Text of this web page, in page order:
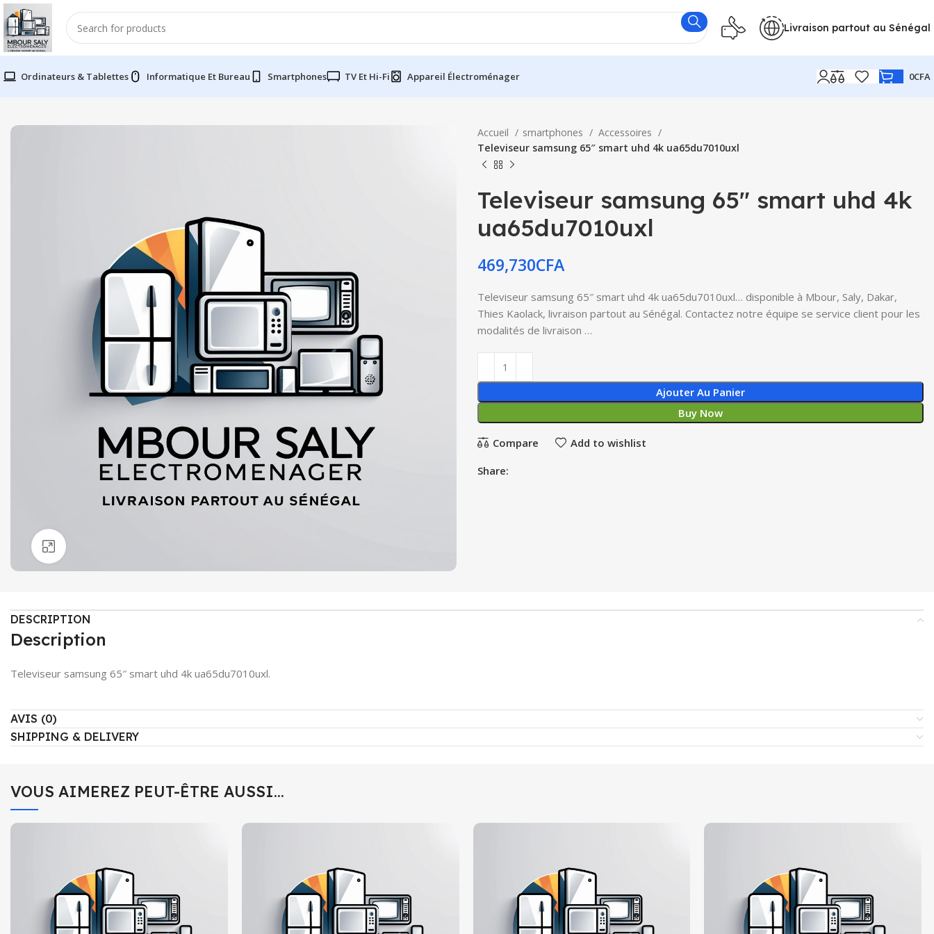
Livraison partout au Sénégal
Ordinateurs & Tablettes Informatique Et Bureau Smartphones TV Et Hi-Fi Appareil Électroménager 0CFA
Accueil smartphones
Accessoires
Televiseur samsung 65″ smart uhd 4k ua65du7010uxl
Televiseur samsung 65″ smart uhd 4k
ua65du7010uxl
469,730CFA
Televiseur samsung 65″ smart uhd 4k ua65du7010uxl… disponible à Mbour, Saly, Dakar,
Thies Kaolack, livraison partout au Sénégal. Contactez notre équipe se service client pour les
modalités de livraison …
Ajouter Au Panier
Buy Now
Compare Add to wishlist
Share:
DESCRIPTION
Description
Televiseur samsung 65″ smart uhd 4k ua65du7010uxl.
AVIS (0)
SHIPPING & DELIVERY
VOUS AIMEREZ PEUT-ÊTRE AUSSI…